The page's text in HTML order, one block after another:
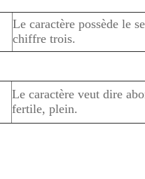
Le caractère possède le
chiffre trois.
Le caractère veut dire
fertile, plein.